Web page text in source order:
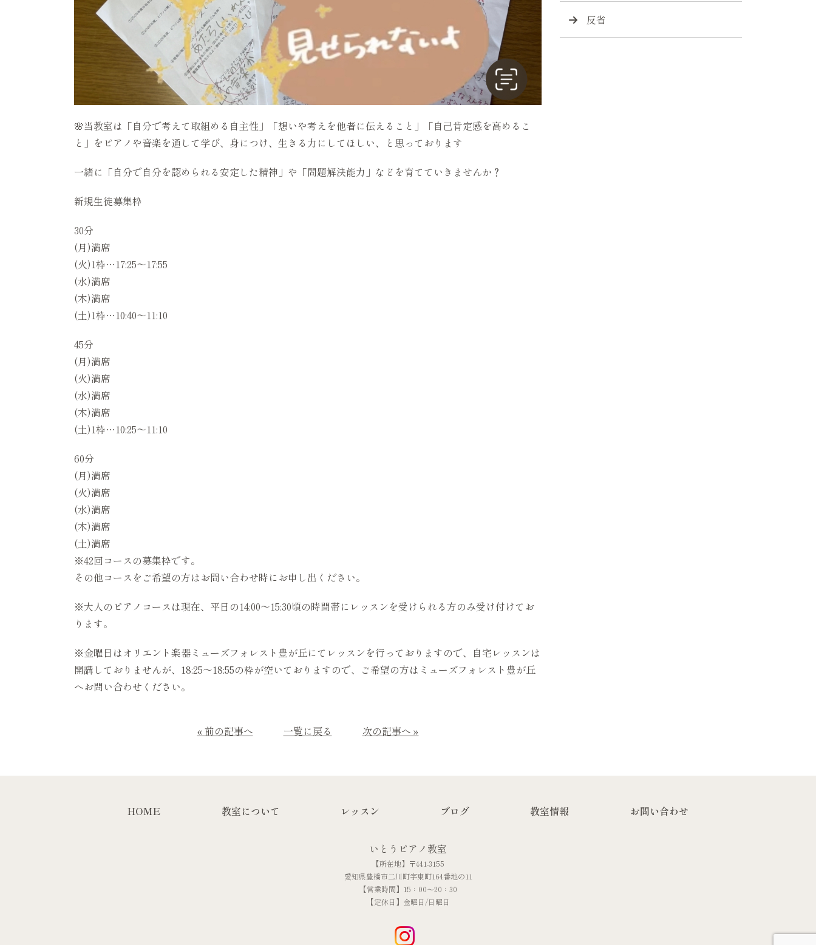
🌸当教室は「自分で考えて取組める自主性」「想いや考えを他者に伝えること」「自己肯定感を高めるこ
と」をピアノや音楽を通して学び、身につけ、生きる力にしてほしい、と思っております
一緒に「自分で自分を認められる安定した精神」や「問題解決能力」などを育てていきませんか？
新規生徒募集枠
30分
(月)満席
(火)1枠…17:25〜17:55
(水)満席
(木)満席
(土)1枠…10:40〜11:10
45分
(月)満席
(火)満席
(水)満席
(木)満席
(土)1枠…10:25〜11:10
60分
(月)満席
(火)満席
(水)満席
(木)満席
(土)満席
※42回コースの募集枠です。
その他コースをご希望の方はお問い合わせ時にお申し出ください。
※大人のピアノコースは現在、平日の14:00〜15:30頃の時間帯にレッスンを受けられる方のみ受け付けてお
ります。
※金曜日はオリエント楽器ミューズフォレスト豊が丘にてレッスンを行っておりますので、自宅レッスンは
開講しておりませんが、18:25〜18:55の枠が空いておりますので、ご希望の方はミューズフォレスト豊が丘
へお問い合わせください。
« 前の記事へ 一覧に戻る 次の記事へ »
反省
HOME 教室について レッスン ブログ 教室情報 お問い合わせ
いとうピアノ教室
【所在地】〒441-3155
愛知県豊橋市二川町字東町164番地の11
【営業時間】15：00～20：30
【定休日】金曜日/日曜日